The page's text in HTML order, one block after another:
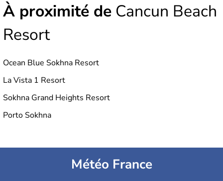
À proximité de Cancun Beach
Resort
Ocean Blue Sokhna Resort
La Vista 1 Resort
Sokhna Grand Heights Resort
Porto Sokhna
Météo France